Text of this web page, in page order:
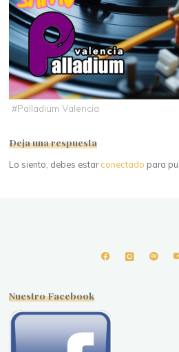
#Palladium Valencia
Deja una respuesta
Lo siento, debes estarconectado para
Nuestro Facebook